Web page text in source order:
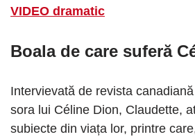
VIDEO dramatic
Boala de care suferă
Intervievată de revista canadiană
sora lui Céline Dion, Claudette,
subiecte din viața lor, printre